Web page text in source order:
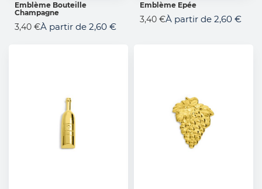
AJOUTER AU PANIER
Emblème Bouteille
Champagne
3,40 €À partir de 2,60 €
AJOUTER AU PANIER
Emblème Epée
3,40 €À partir de 2,60 €